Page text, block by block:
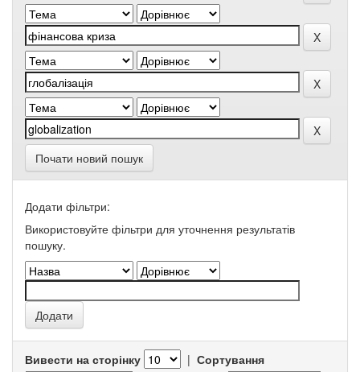
Почати новий пошук
Додати фільтри:
Використовуйте фільтри для уточнення результатів
пошуку.
Вивести на сторінку | Сортування